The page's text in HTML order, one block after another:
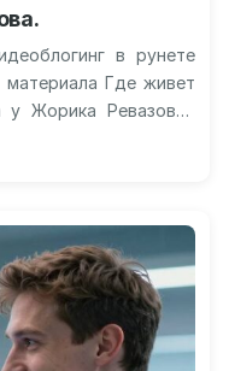
в рунете
Где живет
Жорика Ревазова?